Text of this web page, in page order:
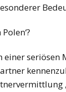
einer seriösen